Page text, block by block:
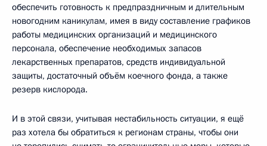
обеспечить готовность к предпраздничным и длительным
новогодним каникулам, имея в виду составление графиков
работы медицинских организаций и медицинского
персонала, обеспечение необходимых запасов
лекарственных препаратов, средств индивидуальной
защиты, достаточный объём коечного фонда, а также
резерв кислорода.
И в этой связи, учитывая нестабильность ситуации, я ещё
раз хотела бы обратиться к регионам страны, чтобы они